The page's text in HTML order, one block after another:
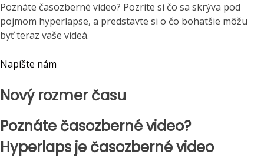
Poznáte časozberné video? Pozrite si čo sa skrýva pod
pojmom hyperlapse, a predstavte si o čo bohatšie môžu
byť teraz vaše videá.
Napíšte nám
Nový rozmer času
Poznáte časozberné video?
Hyperlaps je časozberné video